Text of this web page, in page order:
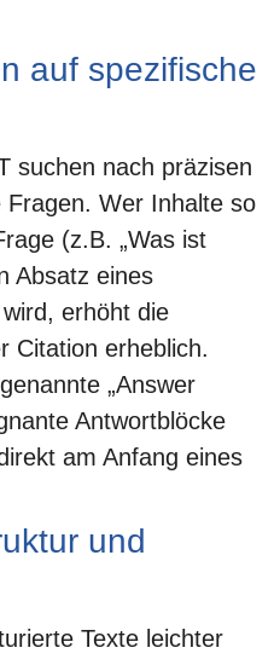
auf spezifische
suchen nach präzisen
Wer Inhalte so
(z.B. „Was ist
Absatz eines
erhöht die
Citation erheblich.
„Answer
Antwortblöcke
am Anfang eines
und
Texte leichter